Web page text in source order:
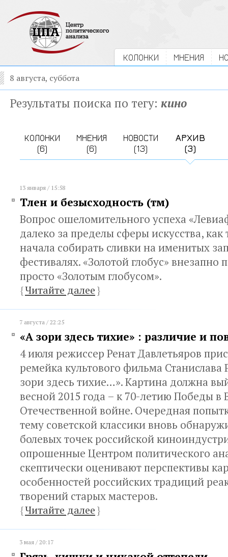
КОЛОНКИ МНЕНИЯ
8 августа, суббота
Результаты поиска по тегу: кино
КОЛОНКИ
(6)
МНЕНИЯ
(6)
НОВОСТИ
(13)
АРХИВ
(3)
13 января / 15:58
Тлен и безысходность (тм)
Вопрос ошеломительного успеха
далеко за пределы сферы искусства, как
начала собирать сливки на именитых
фестивалях. «Золотой глобус» внезапно
просто «Золотым глобусом».
{Читайте далее}
7 августа / 22:25
«А зори здесь тихие» : различие и
4 июля режиссер Ренат Давлетьяров
ремейка культового фильма Станислава
зори здесь тихие…». Картина должна
весной 2015 года – к 70-летию Победы в
Отечественной войне. Очередная
тему советской классики вновь
болевых точек российской
опрошенные Центром политического
скептически оценивают перспективы
особенностей российских традиций
творений старых мастеров.
{Читайте далее}
3 мая / 20:17